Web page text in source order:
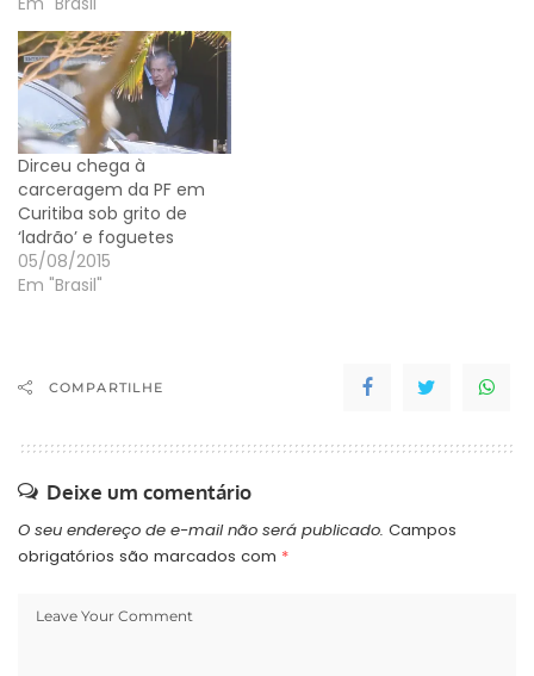
Dirceu chega à
carceragem da PF em
Curitiba sob grito de
‘ladrão’ e foguetes
05/08/2015
Em "Brasil"
COMPARTILHE
Deixe um comentário
O seu endereço de e-mail não será publicado. Campos
obrigatórios são marcados com *